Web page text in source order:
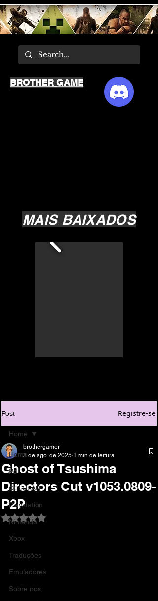
MAIS BAIXADOS
BROTHER GAME
Post Registre-se
Home
Pc
CELULAR
Playstation
Nintendo
Xbox
Traduções
Emuladores
Sobre nos
Home
Ghost of Tsushima
Directors Cut v1053.0809-
P2P
brothergamer
2 de ago. de 2025 1 min de leitura
Avaliado com NaN de 5 estrelas.